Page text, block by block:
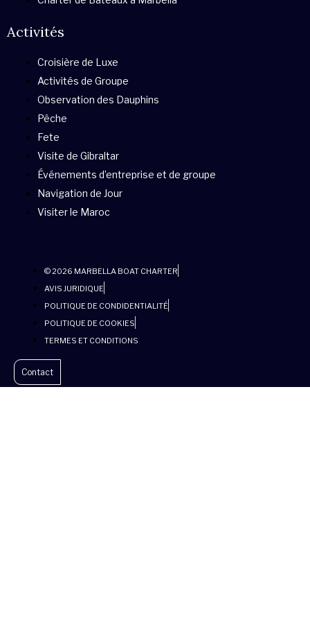
Activités
Croisière de Luxe
Activités de Groupe
Observation des Dauphins
Pêche
Fete
Visite de Gibraltar
Événements d’entreprise et de groupe
Navigation de Jour
Visiter le Maroc
© 2026 MARBELLA BOAT CHARTER
AVIS JURIDIQUE
POLITIQUE DE CONDIDENTIALITÉ
POLITIQUE DE COOKIES
TERMES ET CONDITIONS
Contact